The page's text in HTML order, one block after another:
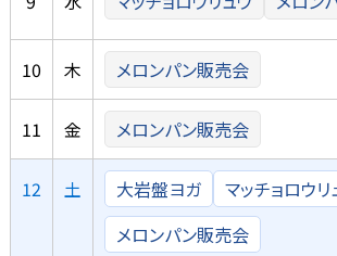
10 木 メロンパン販売会
11 金 メロンパン販売会
12 土 大岩盤ヨガ
マッチョロウリ
メロンパン販売会